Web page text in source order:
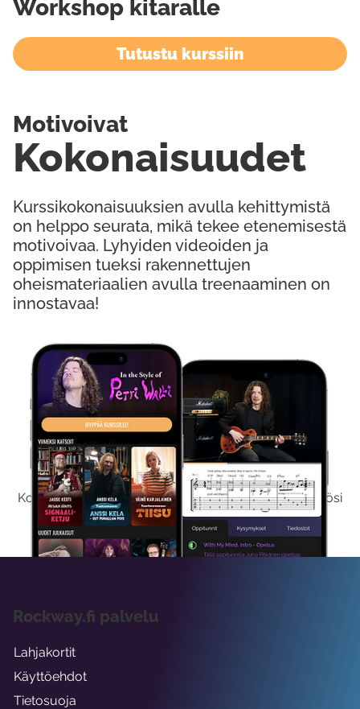
Kokeile Ilmaiseksi
Kokeilemalla ilmaiseksi saat koko sisältömme käyttöösi
viikon ajaksi.
Workshop kitaralle
Tutustu kurssiin
Kurssikokonaisuuksien avulla kehittymistä
on helppo seurata, mikä tekee etenemisestä
motivoivaa. Lyhyiden videoiden ja
oppimisen tueksi rakennettujen
oheismateriaalien avulla treenaaminen on
innostavaa!
Kokonaisuudet
Motivoivat
Rockway.fi palvelu
Lahjakortit
Käyttöehdot
Tietosuoja